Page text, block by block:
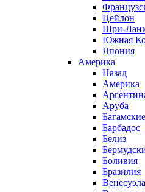
Цейлон
Шри-
Южная
Япония
Америка
Назад
Америка
Аруба
Барбадос
Белиз
Боливия
Бразилия
Венесуэла